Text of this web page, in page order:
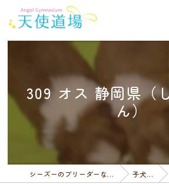
309 オス 静岡県（
ん）
シーズーのブリーダーなら天使道場 子犬一覧